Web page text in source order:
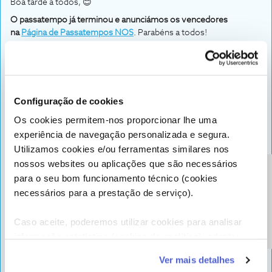
Configuração de cookies
Os cookies permitem-nos proporcionar lhe uma
experiência de navegação personalizada e segura.
Utilizamos cookies e/ou ferramentas similares nos
nossos websites ou aplicações que são necessários
para o seu bom funcionamento técnico (cookies
necessários para a prestação de serviço).
Caso aceite, poderemos utilizar cookies para analisar
funcionalidades (cookies de personalização e
Ver mais detalhes
Boa tarde a todos, 😊
O passatempo já terminou e anunciámos os vencedores
na Página de Passatempos NOS. Parabéns a todos!
3 meses de SkyShowtime
@amfsilva
@gmaragao
@Filipe Soares
e1 convite duplopara a estreia são:
@Eduardo Jesus
@Maria Inocência Pereira
amos enviar mensagem privada a todos os vencedores